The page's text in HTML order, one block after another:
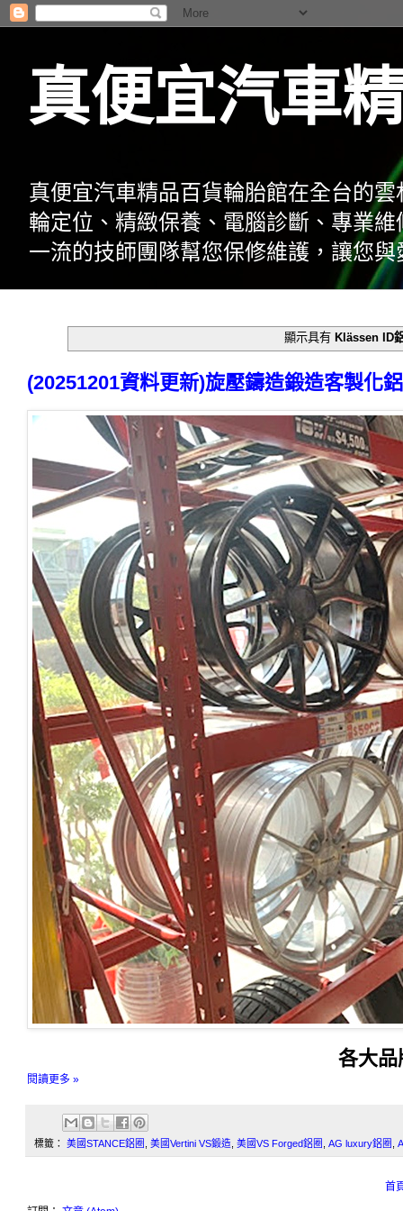
真便宜汽車
真便宜汽車精品百貨輪胎館在全台的
輪定位、精緻保養、電腦診斷、專業
一流的技師團隊幫您保修維護，讓您
顯示具有 Klässen ID
(20251201資料更新)旋壓鑄造鍛造客製化
各大品
閱讀更多 »
標籤： 美國STANCE鋁圈 美國Vertini VS鍛造 美國VS Forged鋁圈 AG luxury鋁圈
首